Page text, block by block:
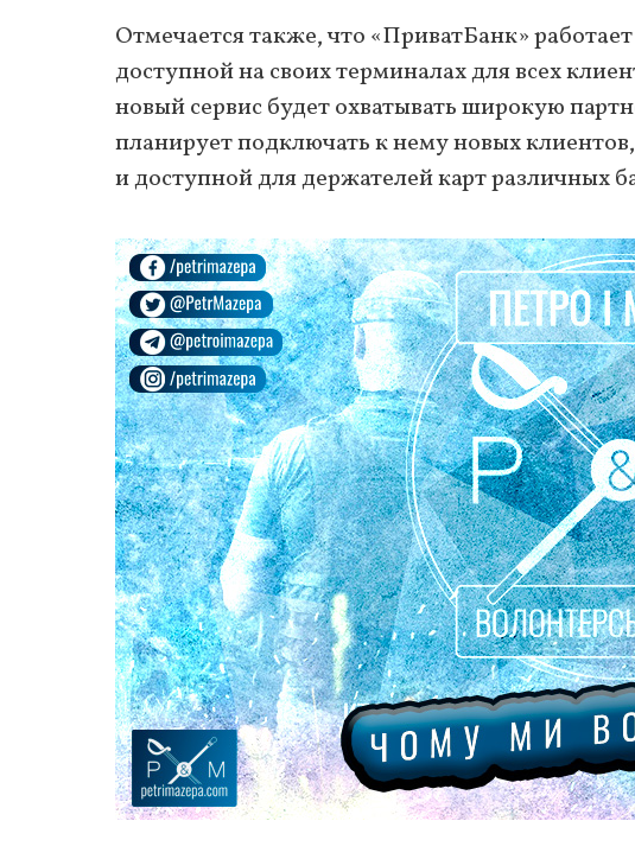
Отмечается также, что «ПриватБанк»
доступной на своих терминалах для всех
новый сервис будет охватывать широкую
планирует подключать к нему новых
и доступной для держателей карт различных